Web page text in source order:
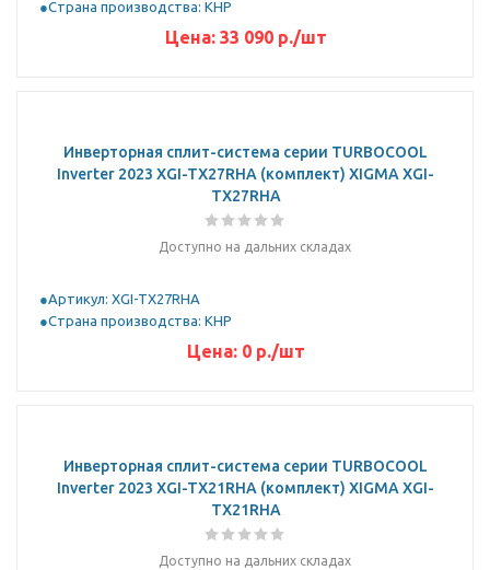
Страна производства: КНР
Цена: 33 090р./шт
Инверторная сплит-система серии TURBOCOOL
Inverter 2023 XGI-TX27RHA (комплект) XIGMA XGI-
TX27RHA
Доступно на дальних складах
Артикул: XGI-TX27RHA
Страна производства: КНР
Цена: 0р./шт
Инверторная сплит-система серии TURBOCOOL
Inverter 2023 XGI-TX21RHA (комплект) XIGMA XGI-
TX21RHA
Доступно на дальних складах